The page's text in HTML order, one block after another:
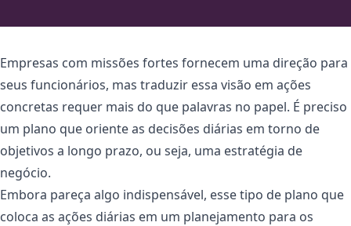
Empresas com missões fortes fornecem uma direção para
seus funcionários, mas traduzir essa visão em ações
concretas requer mais do que palavras no papel. É preciso
um plano que oriente as decisões diárias em torno de
objetivos a longo prazo, ou seja, uma estratégia de
negócio.
Embora pareça algo indispensável, esse tipo de plano que
coloca as ações diárias em um planejamento para os